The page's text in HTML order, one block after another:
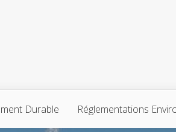
Durable Réglementations